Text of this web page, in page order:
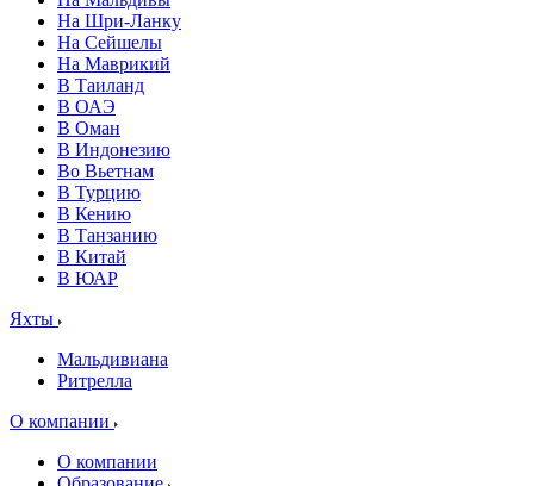
На Шри-Ланку
На Сейшелы
На Маврикий
В Таиланд
В ОАЭ
В Оман
В Индонезию
Во Вьетнам
В Турцию
В Кению
В Танзанию
В Китай
В ЮАР
Яхты
Мальдивиана
Ритрелла
О компании
О компании